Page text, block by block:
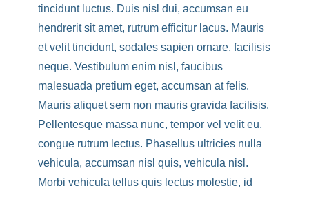
tincidunt luctus. Duis nisl dui, accumsan eu
hendrerit sit amet, rutrum efficitur lacus. Mauris
et velit tincidunt, sodales sapien ornare, facilisis
neque. Vestibulum enim nisl, faucibus
malesuada pretium eget, accumsan at felis.
Mauris aliquet sem non mauris gravida facilisis.
Pellentesque massa nunc, tempor vel velit eu,
congue rutrum lectus. Phasellus ultricies nulla
vehicula, accumsan nisl quis, vehicula nisl.
Morbi vehicula tellus quis lectus molestie, id